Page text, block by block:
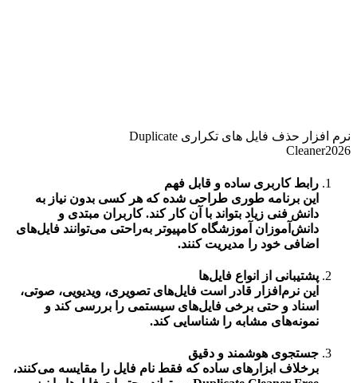
نرم افزار حذف فایل های تکراری Duplicate
Cleaner2026
رابط کاربری ساده و قابل فهم
این برنامه طوری طراحی شده که هر کسی بدون نیاز به
دانش فنی زیاد بتواند با آن کار کند. کاربران مبتدی و
دانش‌آموزان آموزشگاه کامپیوتر به‌راحتی می‌توانند فایل‌های
اضافی خود را مدیریت کنند.
پشتیبانی از انواع فایل‌ها
این نرم‌افزار قادر است فایل‌های تصویری، ویدیویی، صوتی،
اسناد و حتی برخی فایل‌های سیستمی را بررسی کند و
نمونه‌های مشابه را شناسایی کند.
جستجوی هوشمند و دقیق
برخلاف ابزارهای ساده که فقط نام فایل را مقایسه می‌کنند،